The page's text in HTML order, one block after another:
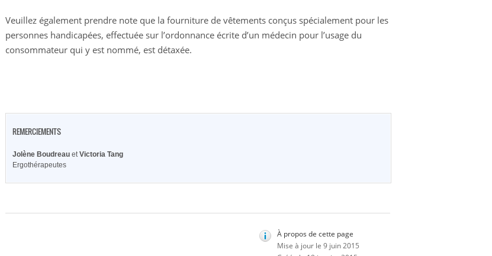
Veuillez également prendre note que la fourniture de vêtements conçus spécialement pour les
personnes handicapées, effectuée sur l’ordonnance écrite d’un médecin pour l’usage du
consommateur qui y est nommé, est détaxée.
REMERCIEMENTS
Jolène Boudreau etVictoria Tang
Ergothérapeutes
À propos de cette page
Mise à jour le 9 juin 2015